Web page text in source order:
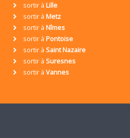
sortir à Lille
sortir à Metz
sortir à Nîmes
sortir à Pontoise
sortir à Saint Nazaire
sortir à Suresnes
sortir à Vannes